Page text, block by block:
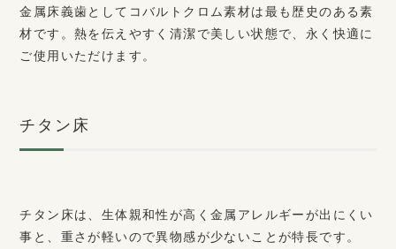
金属床義歯としてコバルトクロム素材は最も歴史のある素
材です。熱を伝えやすく清潔で美しい状態で、永く快適に
ご使用いただけます。
チタン床
チタン床は、生体親和性が高く金属アレルギーが出にくい
事と、重さが軽いので異物感が少ないことが特長です。